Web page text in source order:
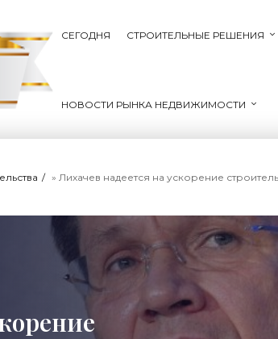
СЕГОДНЯ СТРОИТЕЛЬНЫЕ РЕШЕНИЯ
НОВОСТИ РЫНКА НЕДВИЖИМОСТИ
» Лихачев надеется на ускорение